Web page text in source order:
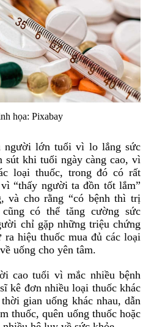
họa: Pixabay
người lớn tuổi vì lo lắng sức
sút khi tuổi ngày càng cao, vì
loại thuốc, trong đó có rất
“thấy người ta đồn tốt lắm”
và cho rằng “có bệnh thì trị
có thể tăng cường sức
chỉ gặp những triệu chứng
hiệu thuốc mua đủ các loại
uống cho yên tâm.
cao tuổi vì mắc nhiều bệnh
kê đơn nhiều loại thuốc khác
gian uống khác nhau, dẫn
thuốc, quên uống thuốc hoặc